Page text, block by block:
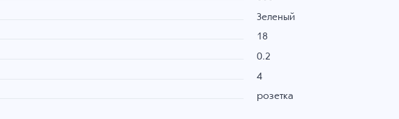
Зеленый
18
0.2
4
розетка